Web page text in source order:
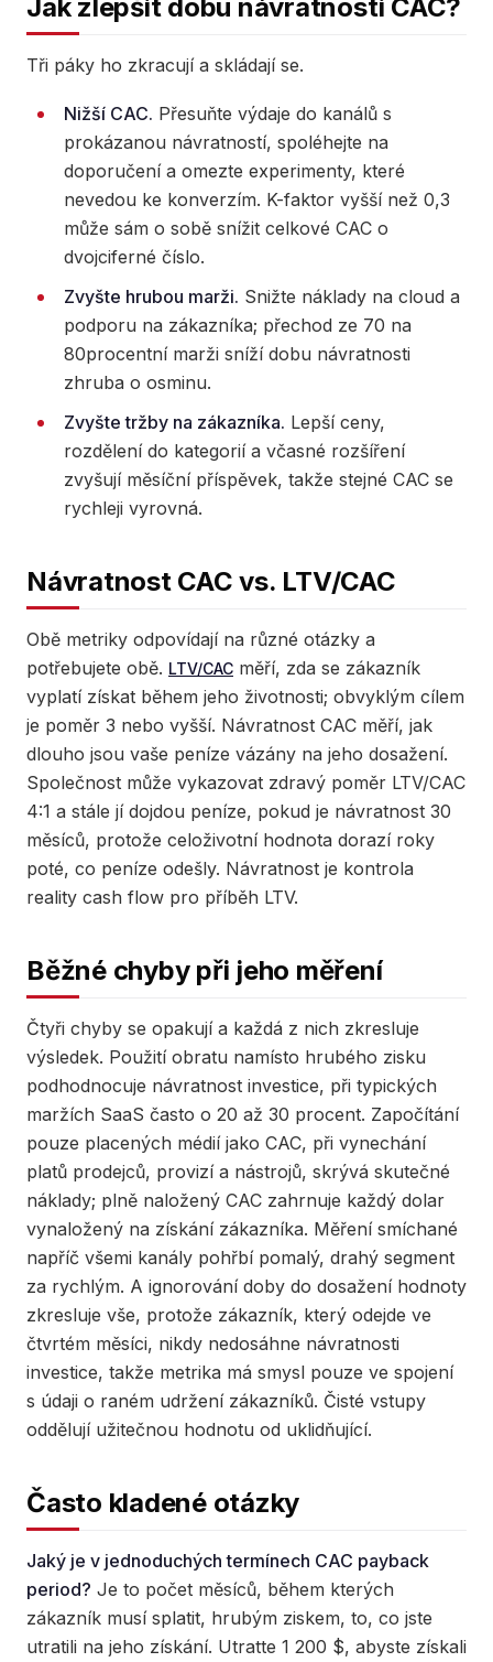
Jak zlepšit dobu návratnosti CAC?
Tři páky ho zkracují a skládají se.
Nižší CAC. Přesuňte výdaje do kanálů s
prokázanou návratností, spoléhejte na
doporučení a omezte experimenty, které
nevedou ke konverzím. K-faktor vyšší než 0,3
může sám o sobě snížit celkové CAC o
dvojciferné číslo.
Zvyšte hrubou marži. Snižte náklady na cloud a
podporu na zákazníka; přechod ze 70 na
80procentní marži sníží dobu návratnosti
zhruba o osminu.
Zvyšte tržby na zákazníka. Lepší ceny,
rozdělení do kategorií a včasné rozšíření
zvyšují měsíční příspěvek, takže stejné CAC se
rychleji vyrovná.
Návratnost CAC vs. LTV/CAC
Obě metriky odpovídají na různé otázky a
potřebujete obě. LTV/CAC měří, zda se zákazník
vyplatí získat během jeho životnosti; obvyklým cílem
je poměr 3 nebo vyšší. Návratnost CAC měří, jak
dlouho jsou vaše peníze vázány na jeho dosažení.
Společnost může vykazovat zdravý poměr LTV/CAC
4:1 a stále jí dojdou peníze, pokud je návratnost 30
měsíců, protože celoživotní hodnota dorazí roky
poté, co peníze odešly. Návratnost je kontrola
reality cash flow pro příběh LTV.
Běžné chyby při jeho měření
Čtyři chyby se opakují a každá z nich zkresluje
výsledek. Použití obratu namísto hrubého zisku
podhodnocuje návratnost investice, při typických
maržích SaaS často o 20 až 30 procent. Započítání
pouze placených médií jako CAC, při vynechání
platů prodejců, provizí a nástrojů, skrývá skutečné
náklady; plně naložený CAC zahrnuje každý dolar
vynaložený na získání zákazníka. Měření smíchané
napříč všemi kanály pohřbí pomalý, drahý segment
za rychlým. A ignorování doby do dosažení hodnoty
zkresluje vše, protože zákazník, který odejde ve
čtvrtém měsíci, nikdy nedosáhne návratnosti
investice, takže metrika má smysl pouze ve spojení
s údaji o raném udržení zákazníků. Čisté vstupy
oddělují užitečnou hodnotu od uklidňující.
Často kladené otázky
Jaký je v jednoduchých termínech CAC payback
period? Je to počet měsíců, během kterých
zákazník musí splatit, hrubým ziskem, to, co jste
utratili na jeho získání. Utratte 1 200 $, abyste získali